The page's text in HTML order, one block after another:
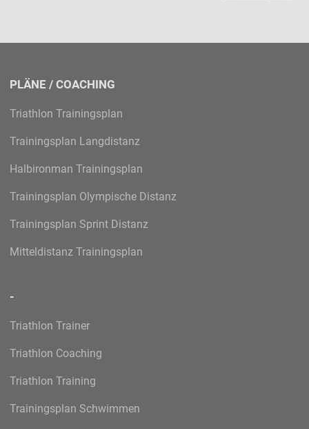
PLÄNE / COACHING
Triathlon Trainingsplan
Trainingsplan Langdistanz
Halbironman Trainingsplan
Trainingsplan Olympische Distanz
Trainingsplan Sprint Distanz
Mitteldistanz Trainingsplan
-
Triathlon Trainer
Triathlon Coaching
Triathlon Training
Trainingsplan Schwimmen